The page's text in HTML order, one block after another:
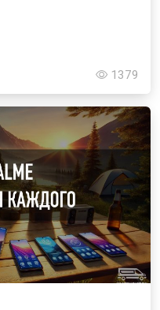
1379